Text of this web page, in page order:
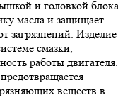
и головкой блока
масла и защищает
загрязнений. Изделие
смазки,
работы двигателя.
веществ в